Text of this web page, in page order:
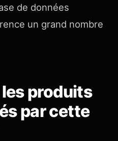
de données
un grand nombre
produits
par cette